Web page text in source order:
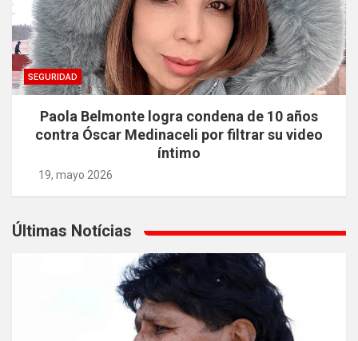
SEGURIDAD
Paola Belmonte logra condena de 10 años
contra Óscar Medinaceli por filtrar su video
íntimo
19, mayo 2026
Últimas Notícias